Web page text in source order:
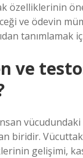
özelliklerinin
ve ödevin
tanımlamak
ve
biridir.
gelişimi,